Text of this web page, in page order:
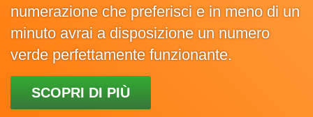
numerazione che preferisci e in meno di un
minuto avrai a disposizione un numero
verde perfettamente funzionante.
SCOPRI DI PIÙ